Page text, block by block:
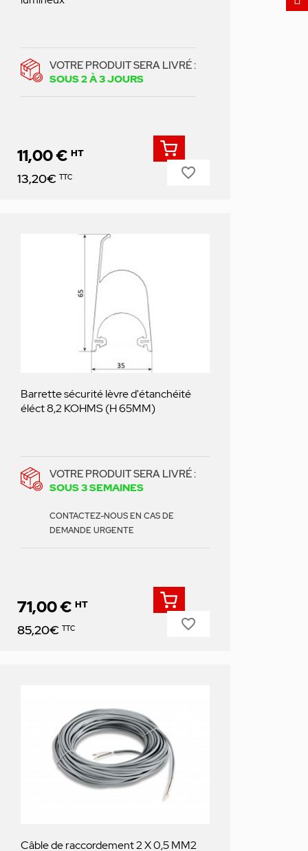
VOTRE PRODUIT SERA LIVRÉ :
SOUS 2 À 3 JOURS
Prix
11,00 € HT
13,20€ TTC favorite_border
Barrette sécurité lèvre d'étanchéité
éléct 8,2 KOHMS (H 65MM)
VOTRE PRODUIT SERA LIVRÉ :
SOUS 3 SEMAINES
CONTACTEZ-NOUS EN CAS DE
DEMANDE URGENTE
Prix
71,00 € HT
85,20€ TTC favorite_border
Câble de raccordement 2 X 0,5 MM2